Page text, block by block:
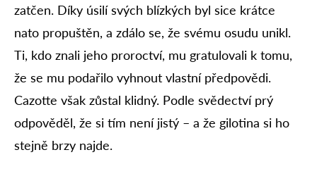
zatčen. Díky úsilí svých blízkých byl sice krátce
nato propuštěn, a zdálo se, že svému osudu unikl.
Ti, kdo znali jeho proroctví, mu gratulovali k tomu,
že se mu podařilo vyhnout vlastní předpovědi.
Cazotte však zůstal klidný. Podle svědectví prý
odpověděl, že si tím není jistý – a že gilotina si ho
stejně brzy najde.